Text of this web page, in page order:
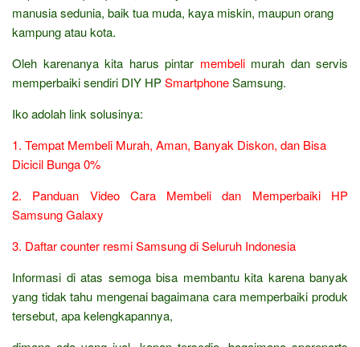
manusia sedunia, baik tua muda, kaya miskin, maupun orang
kampung atau kota.
Oleh karenanya kita harus pintar membelimurah dan servis
memperbaiki sendiri DIY HPSmartphoneSamsung.
Iko adolah link solusinya:
1. Tempat Membeli Murah, Aman, Banyak Diskon, dan Bisa
Dicicil Bunga 0%
2. Panduan Video Cara Membeli dan Memperbaiki HP
Samsung Galaxy
3. Daftar counter resmi Samsung di Seluruh Indonesia
Informasi di atas semoga bisa membantu kita karena banyak
yang tidak tahu mengenai bagaimana cara memperbaiki produk
tersebut, apa kelengkapannya,